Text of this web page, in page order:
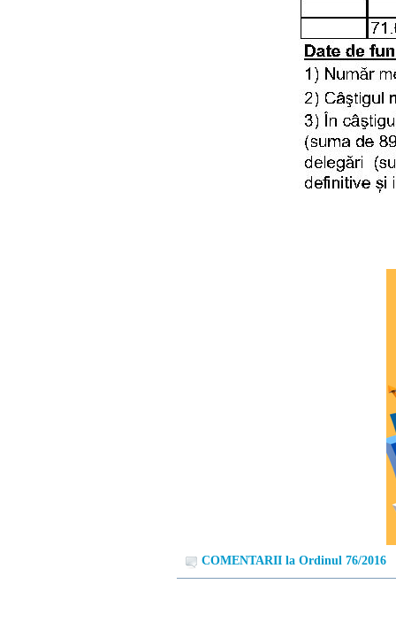
COMENTARII la Ordinul 76/2016